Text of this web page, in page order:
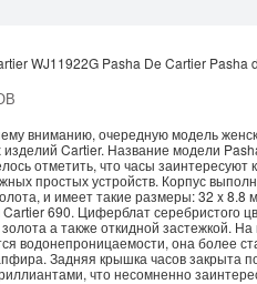
WJ11922G Pasha De Cartier Pasha
вниманию, очередную модель
Cartier. Название модели
отметить, что часы
простых устройств. Корпус
и имеет такие размеры: 32 x
690. Циферблат серебристого
золота а также откидной застежкой.
водонепроницаемости, она более
Задняя крышка часов закрыта
что несомненно